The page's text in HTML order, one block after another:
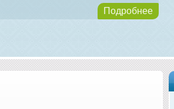
Подробнее